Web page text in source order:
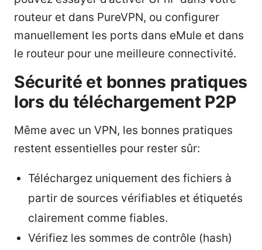
routeur et dans PureVPN, ou configurer
manuellement les ports dans eMule et dans
le routeur pour une meilleure connectivité.
Sécurité et bonnes pratiques
lors du téléchargement P2P
Même avec un VPN, les bonnes pratiques
restent essentielles pour rester sûr:
Téléchargez uniquement des fichiers à
partir de sources vérifiables et étiquetés
clairement comme fiables.
Vérifiez les sommes de contrôle (hash)